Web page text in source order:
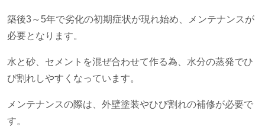
築後3～ 5年で劣化の初期症状が現れ始め、メンテナンスが
必要となります。
水と砂、セメントを混ぜ合わせて作る為、水分の蒸発でひ
び割れしやすくなっています。
メンテナンスの際は、外壁塗装やひび割れの補修が必要で
す。